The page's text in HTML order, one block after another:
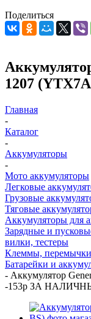
Поделиться
1207
Главная
-
Каталог
-
Аккумуляторы
-
Мото аккумуляторы
Легковые
Грузовые
Тяговые
Аккумуляторы для
Зарядные и
вилки, тестеры
Клеммы,
Батарейки и
- Аккумулятор
-153р ЗА